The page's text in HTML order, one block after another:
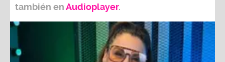
también enAudioplayer.